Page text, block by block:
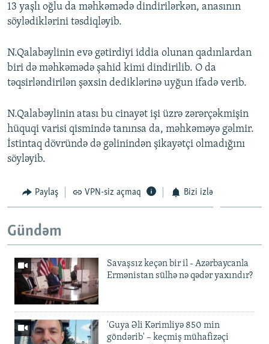
13 yaşlı oğlu da məhkəmədə dindirilərkən, anasının
söylədiklərini təsdiqləyib.
N.Qalabəylinin evə gətirdiyi iddia olunan qadınlardan
biri də məhkəmədə şahid kimi dindirilib. O da
təqsirləndirilən şəxsin dediklərinə uyğun ifadə verib.
N.Qalabəylinin atası bu cinayət işi üzrə zərərçəkmişin
hüquqi varisi qismində tanınsa da, məhkəməyə gəlmir.
İstintaq dövründə də gəlinindən şikayətçi olmadığını
söyləyib.
Paylaş VPN-siz açmaq Bizi izlə
Gündəm
Savaşsız keçən bir il - Azərbaycanla
Ermənistan sülhə nə qədər yaxındır?
'Guya Əli Kərimliyə 850 min
göndərib' – keçmiş mühafizəçi